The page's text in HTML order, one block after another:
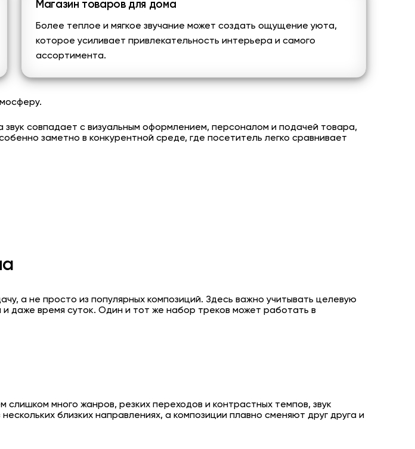
Магазин товаров для дома
Более теплое и мягкое звучание может создать ощущение уюта,
которое усиливает привлекательность интерьера и самого
ассортимента.
совпадает с визуальным оформлением, персоналом и подачей товара,
заметно в конкурентной среде, где посетитель легко сравнивает
а не просто из популярных композиций. Здесь важно учитывать целевую
время суток. Один и тот же набор треков может работать в
много жанров, резких переходов и контрастных темпов, звук
близких направлениях, а композиции плавно сменяют друг друга и